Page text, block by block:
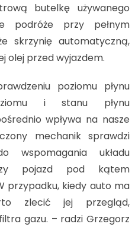
butelkę używanego
podróże przy pełnym
skrzynię automatyczną,
olej przed wyjazdem.
poziomu płynu
i stanu płynu
wpływa na nasze
mechanik sprawdzi
wspomagania układu
pojazd pod kątem
przypadku, kiedy auto ma
zlecić jej przegląd,
gazu. – radzi Grzegorz